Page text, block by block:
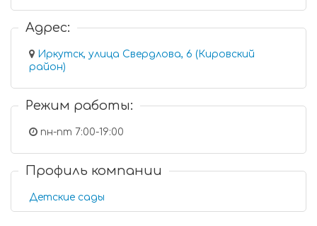
Адрес:
Иркутск, улица Свердлова, 6 (Кировский
район)
Режим работы:
пн-пт 7:00-19:00
Профиль компании
Детские сады